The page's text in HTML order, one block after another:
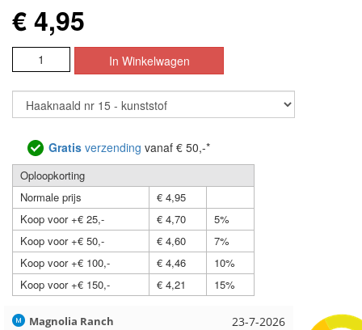
€ 4,95
Gratis verzending vanaf € 50,-*
Oploopkorting
Normale prijs
€ 4,95
Koop voor +€ 25,-
€ 4,70
5%
Koop voor +€ 50,-
€ 4,60
7%
Koop voor +€ 100,-
€ 4,46
10%
Koop voor +€ 150,-
€ 4,21 15%
17-7-2026
Hilde uit Loyers Loes uit